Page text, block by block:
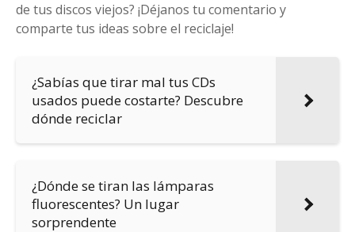
de tus discos viejos? ¡Déjanos tu comentario y
comparte tus ideas sobre el reciclaje!
¿Sabías que tirar mal tus CDs
usados puede costarte? Descubre
dónde reciclar
¿Dónde se tiran las lámparas
fluorescentes? Un lugar
sorprendente